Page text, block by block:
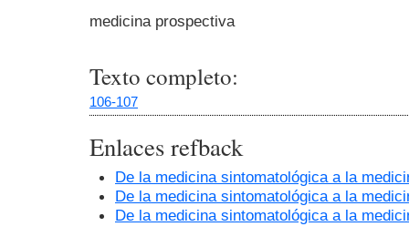
medicina prospectiva
Texto completo:
106-107
Enlaces refback
De la medicina sintomatológica a la
De la medicina sintomatológica a la
De la medicina sintomatológica a la